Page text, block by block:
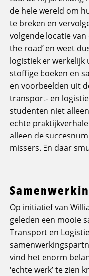
de hele wereld om
te breken en
volgende locatie van
the road’ en weet
logistiek er werkelijk
stoffige boeken en
en voorbeelden uit
transport- en
studenten niet
echte
alleen de
missers. En daar
Op initiatief van
geleden een mooie
Transport en
vind het enorm
‘echte werk’ te zien